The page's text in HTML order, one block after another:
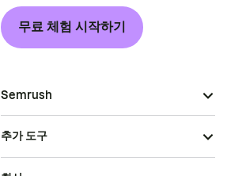
무료 체험 시작하기
Semrush
추가 도구